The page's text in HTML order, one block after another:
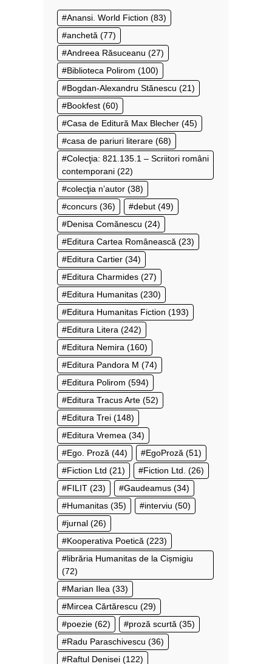
Anansi. World Fiction (83)
anchetă (77)
Andreea Răsuceanu (27)
Biblioteca Polirom (100)
Bogdan-Alexandru Stănescu (21)
Bookfest (60)
Casa de Editură Max Blecher (45)
casa de pariuri literare (68)
Colecţia: 821.135.1 – Scriitori români
contemporani (22)
colecţia n’autor (38)
concurs (36) debut (49)
Denisa Comănescu (24)
Editura Cartea Românească (23)
Editura Cartier (34)
Editura Charmides (27)
Editura Humanitas (230)
Editura Humanitas Fiction (193)
Editura Litera (242)
Editura Nemira (160)
Editura Pandora M (74)
Editura Polirom (594)
Editura Tracus Arte (52)
Editura Trei (148)
Editura Vremea (34)
Ego. Proză (44) EgoProză (51)
Fiction Ltd (21) Fiction Ltd. (26)
FILIT (23) Gaudeamus (34)
Humanitas (35) interviu (50)
jurnal (26)
Kooperativa Poetică (223)
librăria Humanitas de la Cișmigiu
(72)
Marian Ilea (33)
Mircea Cărtărescu (29)
poezie (62) proză scurtă (35)
Radu Paraschivescu (36)
Raftul Denisei (122)